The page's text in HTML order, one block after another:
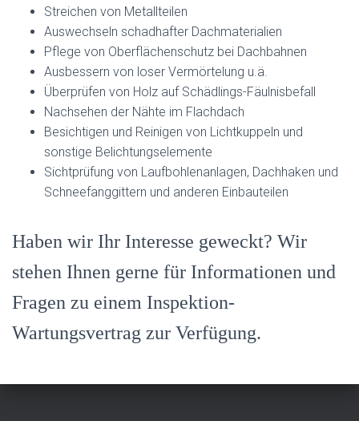
Streichen von Metallteilen
Auswechseln schadhafter Dachmaterialien
Pflege von Oberflächenschutz bei Dachbahnen
Ausbessern von loser Vermörtelung u.ä.
Überprüfen von Holz auf Schädlings-Fäulnisbefall
Nachsehen der Nähte im Flachdach
Besichtigen und Reinigen von Lichtkuppeln und
sonstige Belichtungselemente
Sichtprüfung von Laufbohlenanlagen, Dachhaken und
Schneefanggittern und anderen Einbauteilen
Haben wir Ihr Interesse geweckt? Wir
stehen Ihnen gerne für Informationen und
Fragen zu einem Inspektion-
Wartungsvertrag zur Verfügung.